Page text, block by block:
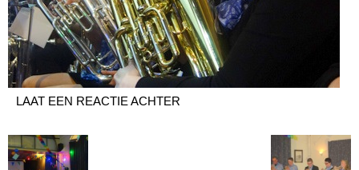
LAAT EEN REACTIE ACHTER